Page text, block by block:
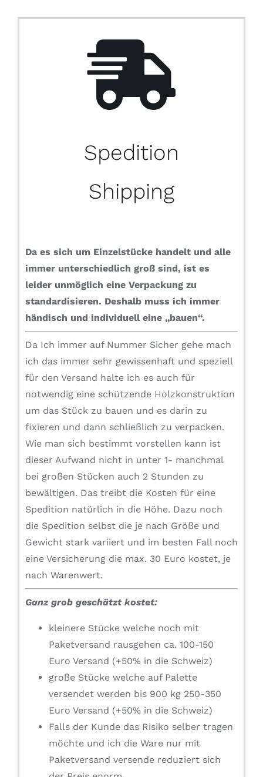
Spedition
Shipping
Da es sich um Einzelstücke handelt und alle
immer unterschiedlich groß sind, ist es
leider unmöglich eine Verpackung zu
standardisieren. Deshalb muss ich immer
händisch und individuell eine „bauen“.
Da Ich immer auf Nummer Sicher gehe mach
ich das immer sehr gewissenhaft und speziell
für den Versand halte ich es auch für
notwendig eine schützende Holzkonstruktion
um das Stück zu bauen und es darin zu
fixieren und dann schließlich zu verpacken.
Wie man sich bestimmt vorstellen kann ist
dieser Aufwand nicht in unter 1- manchmal
bei großen Stücken auch 2 Stunden zu
bewältigen. Das treibt die Kosten für eine
Spedition natürlich in die Höhe. Dazu noch
die Spedition selbst die je nach Größe und
Gewicht stark variiert und im besten Fall noch
eine Versicherung die max. 30 Euro kostet, je
nach Warenwert.
Ganz grob geschätzt kostet:
kleinere Stücke welche noch mit
Paketversand rausgehen ca. 100-150
Euro Versand (+50% in die Schweiz)
große Stücke welche auf Palette
versendet werden bis 900 kg 250-350
Euro Versand (+50% in die Schweiz)
Falls der Kunde das Risiko selber tragen
möchte und ich die Ware nur mit
Paketversand versende reduziert sich